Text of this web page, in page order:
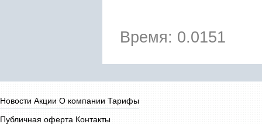
Время: 0.0151
Новости Акции О компании Тарифы
Публичная оферта Контакты